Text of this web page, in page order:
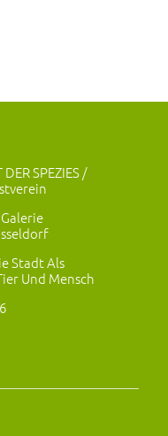
SPEZIES /
Stadt Als
Und Mensch